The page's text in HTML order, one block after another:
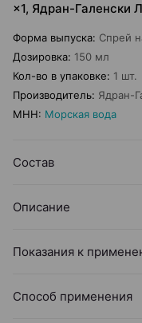
×1, Ядран-Галенски
Форма выпуска: Спрей
Дозировка: 150 мл
Кол-во в упаковке: 1 шт.
Производитель: Ядран-
МНН: Морская вода
Состав
Описание
Показания к
Способ применения